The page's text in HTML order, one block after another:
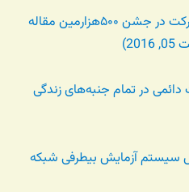
برنامه پیشنهادی امروز: شرکت در جشن ۵۰۰هزارمین مقاله
در تمام جنبه‌های زندگی
سیستم آزمایش بیطرفی شبکه